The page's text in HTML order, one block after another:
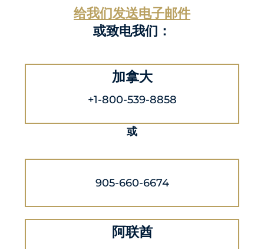
给我们发送电子邮件
或致电我们：
加拿大
+1-800-539-8858
或
905-660-6674
阿联酋